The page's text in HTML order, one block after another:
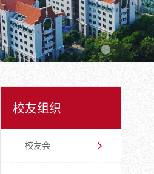
校友组织
校友会